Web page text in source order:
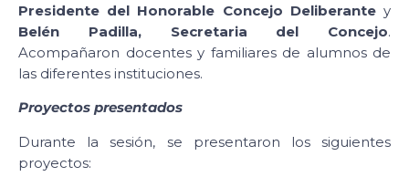
Presidente del Honorable Concejo Deliberantey
Belén Padilla, Secretaria del Concejo.
Acompañaron docentes y familiares de alumnos de
las diferentes instituciones.
Proyectos presentados
Durante la sesión, se presentaron los siguientes
proyectos: